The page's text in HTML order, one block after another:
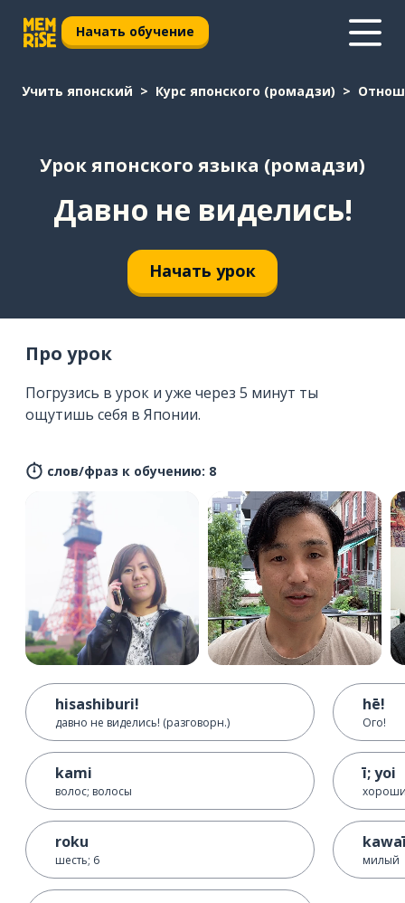
Начать обучение
Учить японский Курс японского (ромадзи)
Урок японского языка (ромадзи)
Давно не виделись!
Начать урок
Про урок
Погрузись в урок и уже через 5 минут ты
ощутишь себя в Японии.
слов/фраз к обучению: 8
hisashiburi!
давно не виделись! (разговорн.)
kami
волос; волосы
roku
шесть; 6
hē!
Ого!
ī; yoi
милый